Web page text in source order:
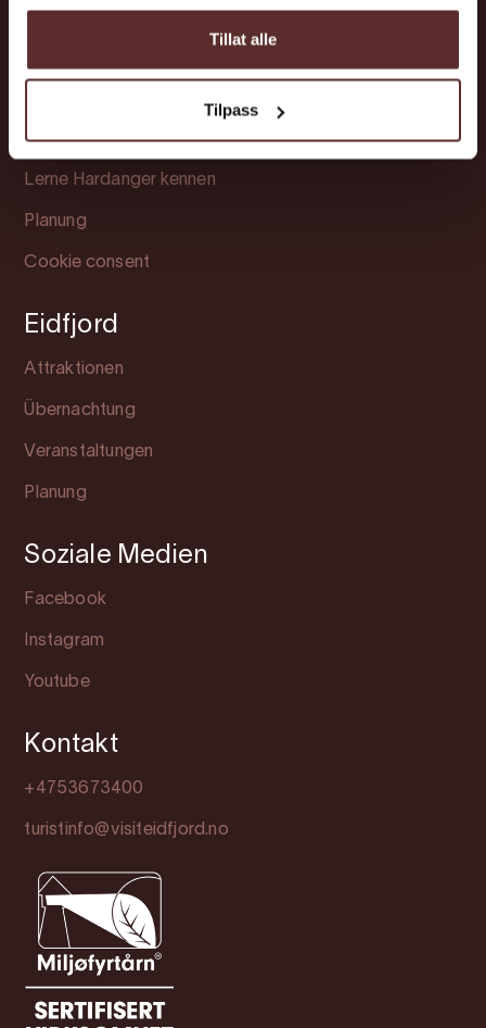
Tillat alle
Tilpass
Hardanger
Veranstaltungen
Lerne Hardanger kennen
Planung
Cookie consent
Eidfjord
Attraktionen
Übernachtung
Veranstaltungen
Planung
Soziale Medien
Facebook
Instagram
Youtube
Kontakt
+4753673400
turistinfo@visiteidfjord.no